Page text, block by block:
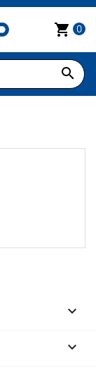
shopping_cart 0
search

